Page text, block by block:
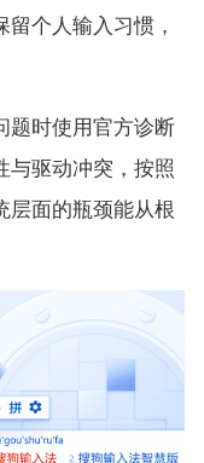
个人输入习惯，
题时使用官方诊断
与驱动冲突，按照
层面的瓶颈能从根